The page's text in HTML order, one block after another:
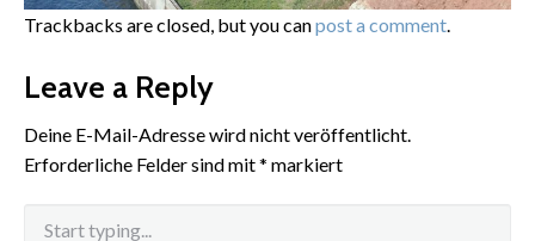
Trackbacks are closed, but you canpost a comment.
Leave a Reply
Deine E-Mail-Adresse wird nicht veröffentlicht.
Erforderliche Felder sind mit* markiert